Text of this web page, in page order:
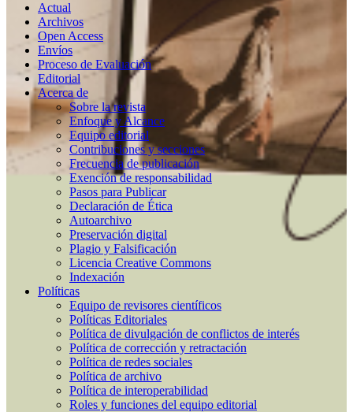
Actual
Archivos
Open Access
Envíos
Proceso de Evaluación
Editorial
Acerca de
Sobre la revista
Enfoque y Alcance
Equipo editorial
Contribuciones y secciones
Frecuencia de publicación
Exención de responsabilidad
Pasos para Publicar
Declaración de Ética
Autoarchivo
Preservación digital
Plagio y Falsificación
Licencia Creative Commons
Indexación
Políticas
Equipo de revisores científicos
Políticas Editoriales
Política de divulgación de conflictos de interés
Política de corrección y retractación
Política de redes sociales
Política de archivo
Política de interoperabilidad
Roles y funciones del equipo editorial